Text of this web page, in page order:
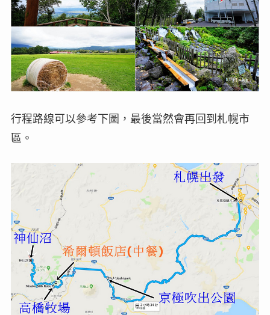
行程路線可以參考下圖，最後當然會再回到札幌市
區。